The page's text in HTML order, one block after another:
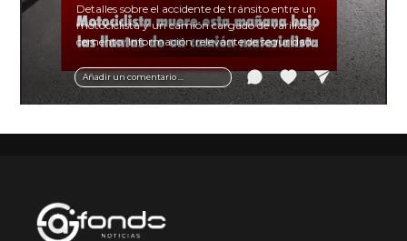
Añadir un comentario ...
Detalles sobre el accidente de tránsito entre un
motociclista y un camión cargado de varillas y
cemento. Información relevante de seguridad
vial y recomendaciones para motociclistas.